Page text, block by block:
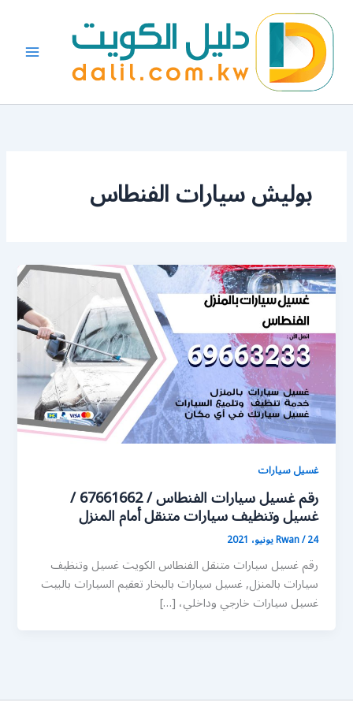
المحتوى
بوليش سيارات الفنطاس
غسيل سيارات
رقم غسيل سيارات الفنطاس / 67661662 /
غسيل وتنظيف سيارات متنقل أمام المنزل
Rwan/24 يونيو، 2021
رقم غسيل سيارات متنقل الفنطاس الكويت غسيل وتنظيف
سيارات بالمنزل, غسيل سيارات بالبخار تعقيم السيارات بالبيت
غسيل سيارات خارجي وداخلي، […]